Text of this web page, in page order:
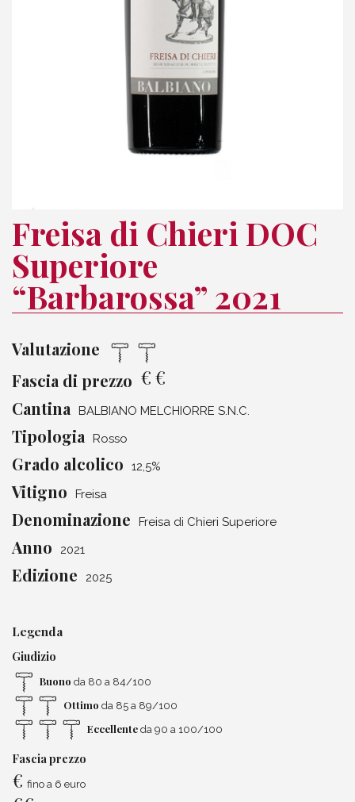
Freisa di Chieri DOC
Superiore
“Barbarossa” 2021
Valutazione
Fascia di prezzo €€
Cantina BALBIANO MELCHIORRE S.N.C.
Tipologia Rosso
Grado alcolico 12,5%
Vitigno Freisa
Denominazione Freisa di Chieri Superiore
Anno 2021
Edizione 2025
Legenda
Giudizio
Buono da 80 a 84/100
Ottimo da 85 a 89/100
Eccellente da 90 a 100/100
Fascia prezzo
€ fino a 6 euro